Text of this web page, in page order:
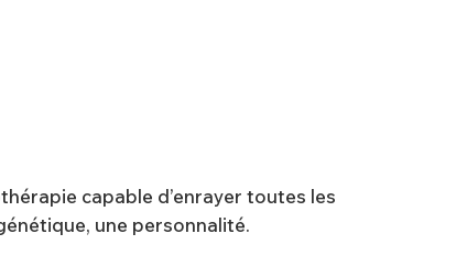
capable d’enrayer toutes les
une personnalité.